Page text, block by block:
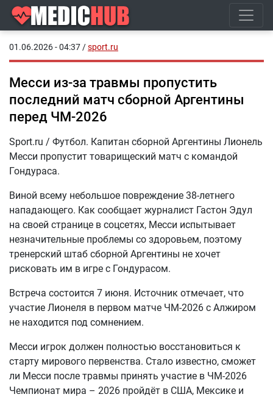
01.06.2026 - 04:37 /sport.ru
Месси из-за травмы пропустить
последний матч сборной Аргентины
перед ЧМ-2026
Sport.ru / Футбол. Капитан сборной Аргентины Лионель
Месси пропустит товарищеский матч с командой
Гондураса.
Виной всему небольшое повреждение 38-летнего
нападающего. Как сообщает журналист Гастон Эдул
на своей странице в соцсетях, Месси испытывает
незначительные проблемы со здоровьем, поэтому
тренерский штаб сборной Аргентины не хочет
рисковать им в игре с Гондурасом.
Встреча состоится 7 июня. Источник отмечает, что
участие Лионеля в первом матче ЧМ-2026 с Алжиром
не находится под сомнением.
Месси игрок должен полностью восстановиться к
старту мирового первенства. Стало известно, сможет
ли Месси после травмы принять участие в ЧМ-2026
Чемпионат мира – 2026 пройдёт в США, Мексике и